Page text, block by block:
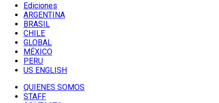
Ediciones
ARGENTINA
BRASIL
CHILE
GLOBAL
MÉXICO
PERU
US ENGLISH
QUIENES SOMOS
STAFF